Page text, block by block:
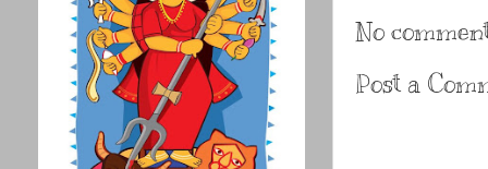
No
Post a